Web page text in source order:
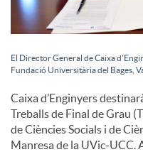
l
s
El Director General de Caixa
Fundació Universitària del Bages,
Caixa d’Enginyers
Treballs de Final de Grau
de Ciències Socials i de
Manresa de la UVic-UCC.